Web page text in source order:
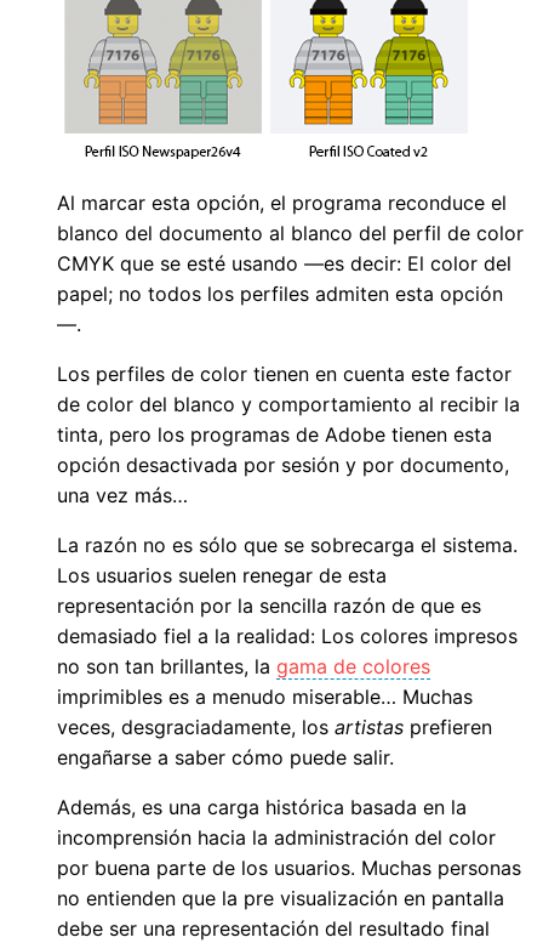
Al marcar esta opción, el programa reconduce el
blanco del documento al blanco del perfil de color
CMYK que se esté usando —es decir: El color del
papel; no todos los perfiles admiten esta opción
—.
Los perfiles de color tienen en cuenta este factor
de color del blanco y comportamiento al recibir la
tinta, pero los programas de Adobe tienen esta
opción desactivada por sesión y por documento,
una vez más…
La razón no es sólo que se sobrecarga el sistema.
Los usuarios suelen renegar de esta
representación por la sencilla razón de que es
demasiado fiel a la realidad: Los colores impresos
no son tan brillantes, la gama de colores
imprimibles es a menudo miserable… Muchas
veces, desgraciadamente, los artistas prefieren
engañarse a saber cómo puede salir.
Además, es una carga histórica basada en la
incomprensión hacia la administración del color
por buena parte de los usuarios. Muchas personas
no entienden que la pre visualización en pantalla
debe ser una representación del resultado final